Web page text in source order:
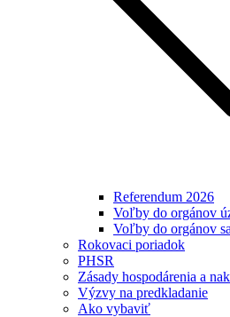
Referendum 2026
Voľby do orgánov
Voľby do orgánov
Rokovaci poriadok
PHSR
Zásady hospodárenia a
Výzvy na predkladanie
Ako vybaviť